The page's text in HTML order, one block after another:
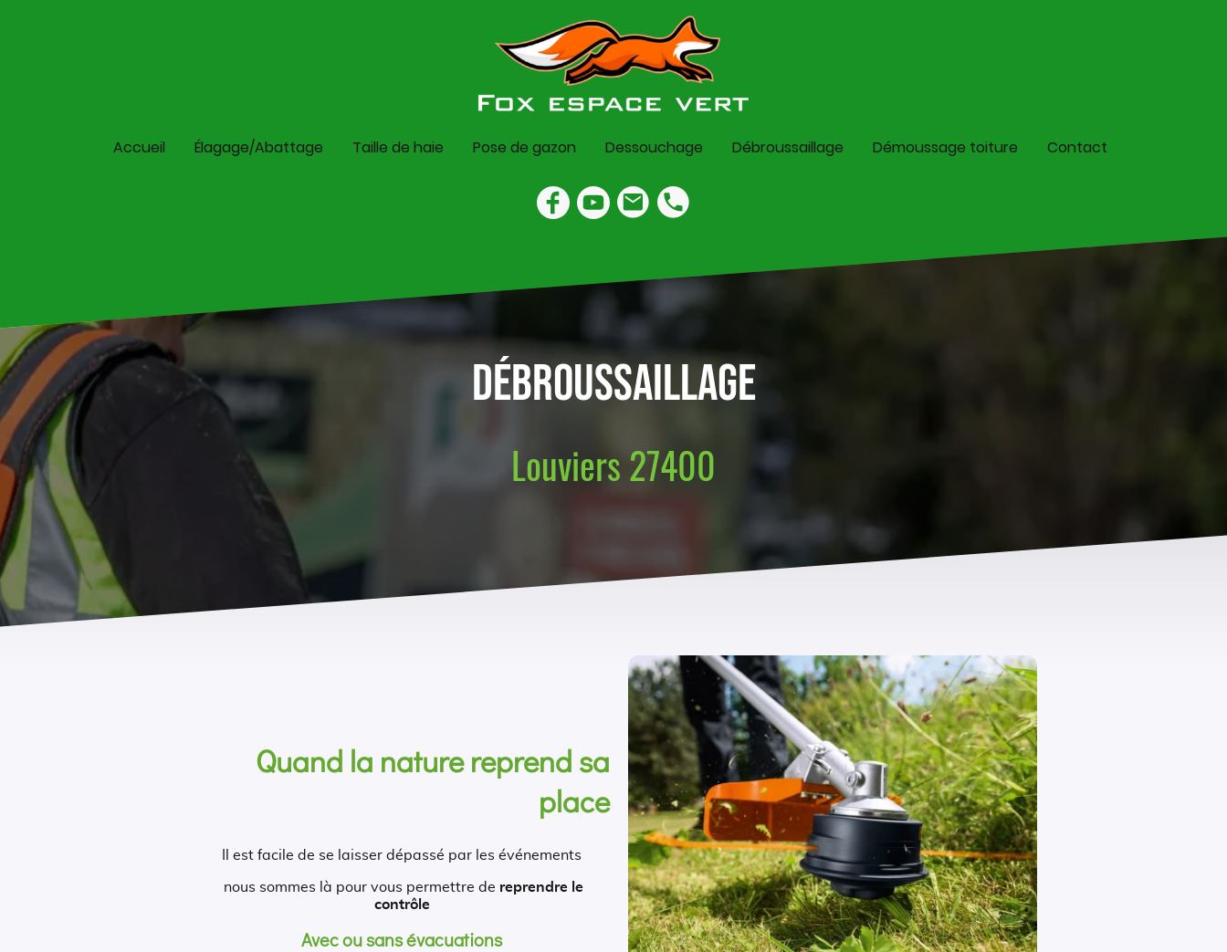
Accueil Élagage/Abattage Taille de haie Pose de gazon Dessouchage Débroussaillage Démoussage toiture Contact
Débroussaillage
Louviers 27400
Quand la nature reprend sa
place
Il est facile de se laisser dépassé par les événements
nous sommes là pour vous permettre de reprendre le
contrôle
Avec ou sans évacuations